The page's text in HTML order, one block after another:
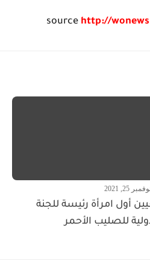
source http://
25, 2021
أول امرأة رئيسة للجنة
للصليب الأحمر